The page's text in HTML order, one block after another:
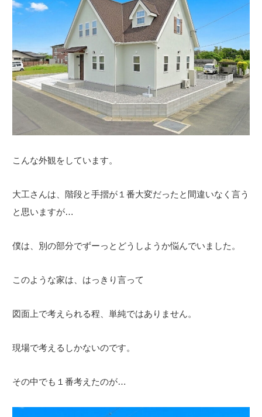
こんな外観をしています。
大工さんは、階段と手摺が１番大変だったと間違いなく言う
と思いますが…
僕は、別の部分でずーっとどうしようか悩んでいました。
このような家は、はっきり言って
図面上で考えられる程、単純ではありません。
現場で考えるしかないのです。
その中でも１番考えたのが…